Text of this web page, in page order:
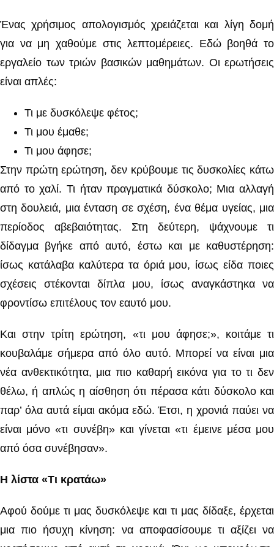
Ένας χρήσιμος απολογισμός χρειάζεται και λίγη δομή
για να μη χαθούμε στις λεπτομέρειες. Εδώ βοηθά το
εργαλείο των τριών βασικών μαθημάτων. Οι ερωτήσεις
είναι απλές:
Τι με δυσκόλεψε φέτος;
Τι μου έμαθε;
Τι μου άφησε;
Στην πρώτη ερώτηση, δεν κρύβουμε τις δυσκολίες κάτω
από το χαλί. Τι ήταν πραγματικά δύσκολο; Μια αλλαγή
στη δουλειά, μια ένταση σε σχέση, ένα θέμα υγείας, μια
περίοδος αβεβαιότητας. Στη δεύτερη, ψάχνουμε τι
δίδαγμα βγήκε από αυτό, έστω και με καθυστέρηση:
ίσως κατάλαβα καλύτερα τα όριά μου, ίσως είδα ποιες
σχέσεις στέκονται δίπλα μου, ίσως αναγκάστηκα να
φροντίσω επιτέλους τον εαυτό μου.
Και στην τρίτη ερώτηση, «τι μου άφησε;», κοιτάμε τι
κουβαλάμε σήμερα από όλο αυτό. Μπορεί να είναι μια
νέα ανθεκτικότητα, μια πιο καθαρή εικόνα για το τι δεν
θέλω, ή απλώς η αίσθηση ότι πέρασα κάτι δύσκολο και
παρ’ όλα αυτά είμαι ακόμα εδώ. Έτσι, η χρονιά παύει να
είναι μόνο «τι συνέβη» και γίνεται «τι έμεινε μέσα μου
από όσα συνέβησαν».
Η λίστα «Τι κρατάω»
Αφού δούμε τι μας δυσκόλεψε και τι μας δίδαξε, έρχεται
μια πιο ήσυχη κίνηση: να αποφασίσουμε τι αξίζει να